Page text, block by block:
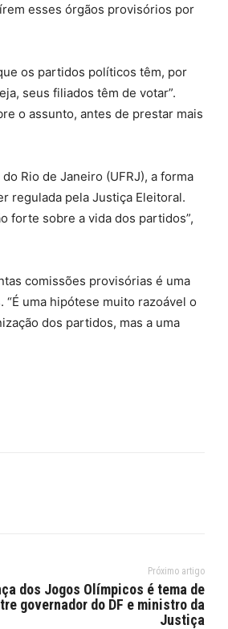
esses órgãos provisórios por
os partidos políticos têm, por
seus filiados têm de votar”.
o assunto, antes de prestar mais
Rio de Janeiro (UFRJ), a forma
regulada pela Justiça Eleitoral.
forte sobre a vida dos partidos”,
comissões provisórias é uma
uma hipótese muito razoável o
dos partidos, mas a uma
Próximo artigo
dos Jogos Olímpicos é tema de
governador do DF e ministro da
Justiça